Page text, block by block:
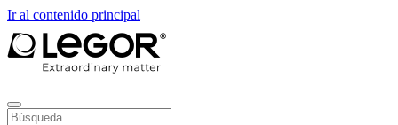
Ir al contenido principal